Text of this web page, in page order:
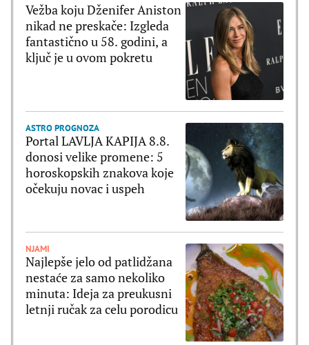
Vežba koju Dženifer Aniston
nikad ne preskače: Izgleda
fantastično u 58. godini, a
ključ je u ovom pokretu
ASTRO PROGNOZA
Portal LAVLJA KAPIJA 8.8.
donosi velike promene: 5
horoskopskih znakova koje
očekuju novac i uspeh
NJAMI
Najlepše jelo od patlidžana
nestaće za samo nekoliko
minuta: Ideja za preukusni
letnji ručak za celu porodicu